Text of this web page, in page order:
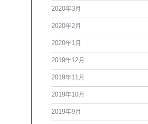
2020年3月
2020年2月
2020年1月
2019年12月
2019年11月
2019年10月
2019年9月